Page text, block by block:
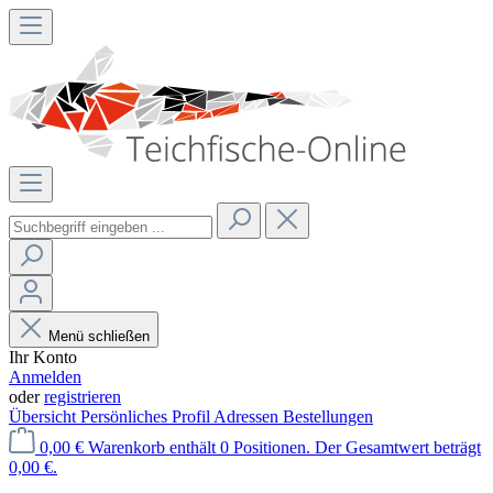
Menü schließen
Ihr Konto
Anmelden
oderregistrieren
Übersicht Persönliches Profil Adressen Bestellungen
0,00 € Warenkorb enthält 0 Positionen. Der Gesamtwert beträgt
0,00 €.